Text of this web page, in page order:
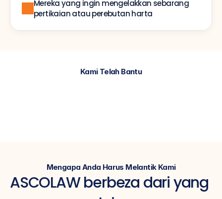
Mereka yang ingin mengelakkan sebarang
pertikaian atau perebutan harta
Kami Telah Bantu
Mengapa Anda Harus Melantik Kami
ASCOLAW berbeza dari yang